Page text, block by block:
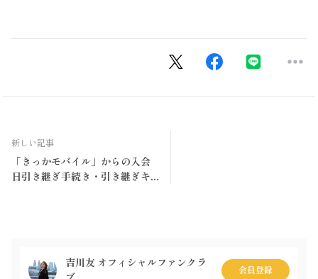
新しい記事
「きっかモバイル」からの入会
日引き継ぎ手続き・引き継ぎキ
吉川友 オフィシャルファンクラ
会員登録